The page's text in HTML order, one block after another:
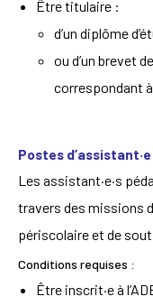
Être titulaire :
d’un diplôme
ou d’un brevet
correspondant
Postes
Les assistant·e·s
travers des missions
périscolaire et de
Conditions requises :
Être inscrit·e à